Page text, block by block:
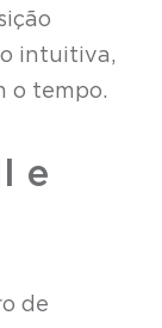
intuitiva,
o tempo.
e
de